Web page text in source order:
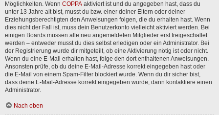
Möglichkeiten. Wenn COPPA aktiviert ist und du angegeben hast, dass du
unter 13 Jahre alt bist, musst du bzw. einer deiner Eltern oder deiner
Erziehungsberechtigten den Anweisungen folgen, die du erhalten hast. Wenn
dies nicht der Fall ist, muss dein Benutzerkonto vielleicht aktiviert werden. Bei
einigen Boards müssen alle neu angemeldeten Mitglieder erst freigeschaltet
werden – entweder musst du dies selbst erledigen oder ein Administrator. Bei
der Registrierung wurde dir mitgeteilt, ob eine Aktivierung nötig ist oder nicht.
Wenn du eine E-Mail erhalten hast, folge den dort enthaltenen Anweisungen.
Ansonsten prüfe, ob du deine E-Mail-Adresse korrekt eingegeben hast oder
die E-Mail von einem Spam-Filter blockiert wurde. Wenn du dir sicher bist,
dass deine E-Mail-Adresse korrekt eingegeben wurde, dann kontaktiere einen
Administrator.
Nach oben